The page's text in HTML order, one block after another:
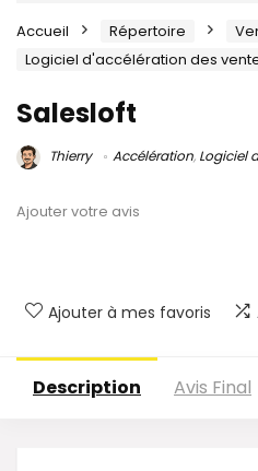
Accueil Répertoire
Logiciel d'accélération des
Salesloft
Thierry Accélération, Logiciel
Ajouter votre avis
Ajouter à mes favoris
Description Avis Final